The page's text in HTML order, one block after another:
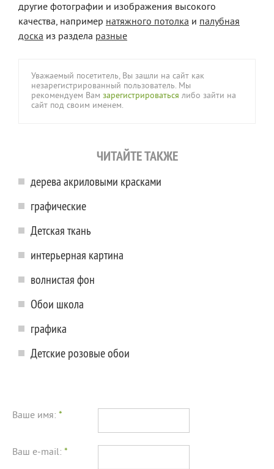
другие фотографии и изображения высокого
качества, например натяжного потолка и палубная
доска из раздела разные
Уважаемый посетитель, Вы зашли на сайт как
незарегистрированный пользователь. Мы
рекомендуем Вам зарегистрироваться либо зайти на
сайт под своим именем.
ЧИТАЙТЕ ТАКЖЕ
дерева акриловыми красками
графические
Детская ткань
интерьерная картина
волнистая фон
Обои школа
графика
Детские розовые обои
Ваше имя: *
Ваш e-mail: *